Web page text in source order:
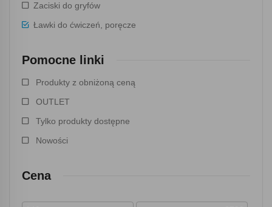
Zaciski do gryfów
Ławki do ćwiczeń, poręcze
Pomocne linki
Produkty z obniżoną ceną
OUTLET
Tylko produkty dostępne
Nowości
Cena